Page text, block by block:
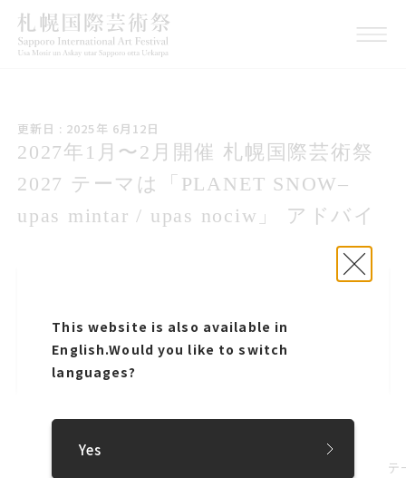
This website is also available in
English.Would you like to switch
languages?
Yes
こうしんび 2025年 ろくが
更新日 : 2025年 6月12日
2027年いちがつにがつ開催 札幌国際
げいじゅつさい2027 テーマは
PLANET SNOWウパシミンタラ ウパ
シノチウ アドバイザーに宇宙飛行士
2027年1月〜2月開催 札幌国際芸術祭
2027 テーマは「PLANET SNOW–
upas mintar / upas nociw」 アドバイ
ザーに宇宙飛行士の山崎直子氏が就任
2027年いちがつにがつ開催 札幌国際げいじゅ
mintar upas nociw アドバイザーに宇宙飛行
士の山崎直子氏が就任
nociw」 アドバイザーに宇宙飛行士の山崎直子
氏が就任
このページをシェアする
2027年1月〜2月開催 札幌国際芸術祭2027